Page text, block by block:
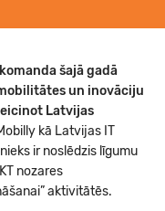
šajā gadā
un inovāciju
Latvijas
kā Latvijas IT
ir noslēdzis līgumu
nozares
aktivitātēs.